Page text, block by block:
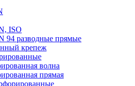
ISO
разводные прямые
крепеж
волна
прямая